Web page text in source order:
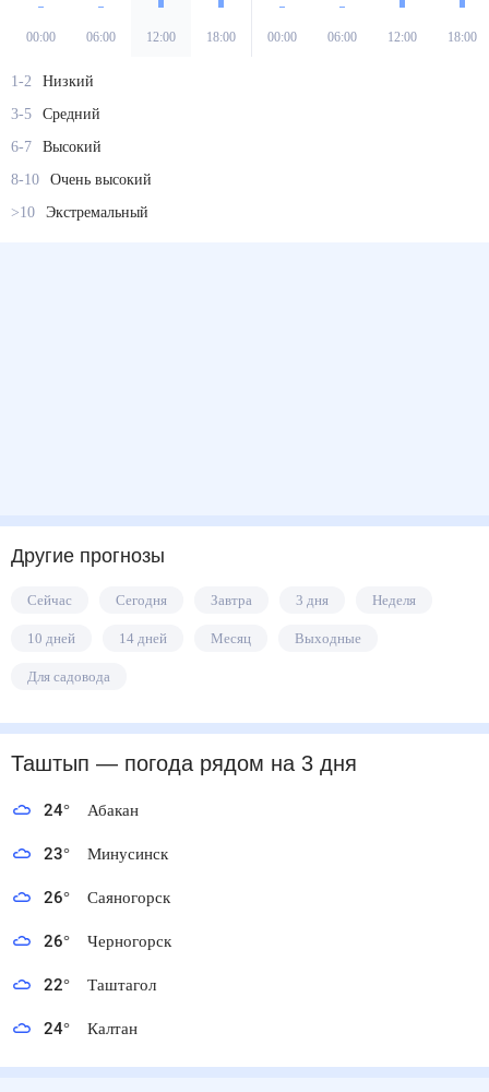
00:00 06:00 12:00 18:00 00:00 06:00 12:00 18:00
1-2
Низкий
3-5
Средний
6-7
Высокий
8-10
Очень высокий
>10
Экстремальный
Другие прогнозы
Сейчас Сегодня Завтра 3 дня Неделя
10 дней 14 дней Месяц Выходные
Для садовода
Таштып— погода рядомна 3 дня
24° Абакан
23° Минусинск
26° Саяногорск
26° Черногорск
22° Таштагол
24° Калтан